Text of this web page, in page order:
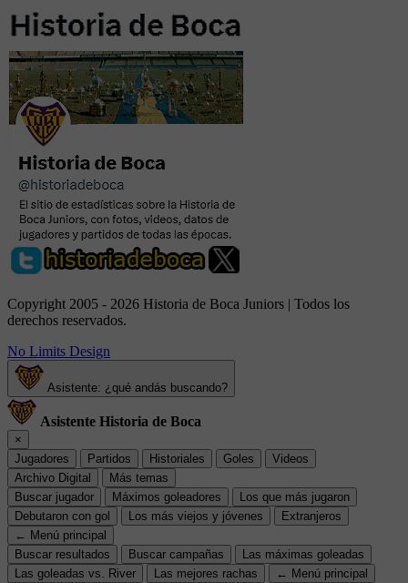
Copyright 2005 - 2026 Historia de Boca Juniors | Todos los
derechos reservados.
No Limits Design
Asistente: ¿qué andás buscando?
Asistente Historia de Boca
×
Jugadores
Partidos Historiales Goles
Videos
Archivo Digital
Más temas
Buscar jugador
Máximos goleadores
Los que más jugaron
Debutaron con gol
Los más viejos y jóvenes
Extranjeros
← Menú principal
Buscar resultados
Buscar campañas
Las máximas goleadas
Las goleadas vs. River
Las mejores rachas
← Menú principal